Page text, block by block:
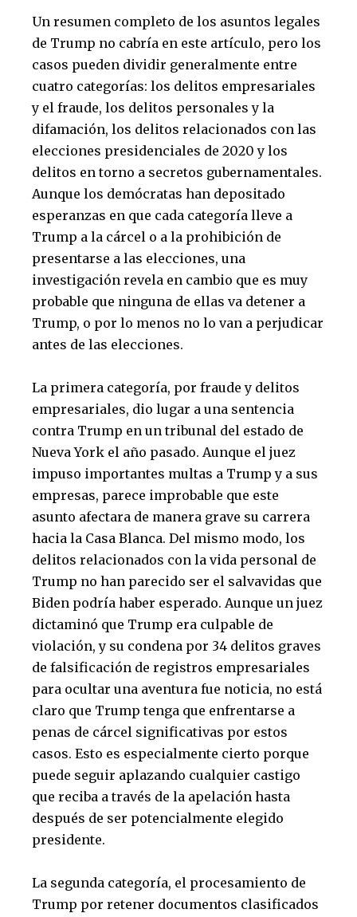
Un resumen completo de los asuntos legales
de Trump no cabría en este artículo, pero los
casos pueden dividir generalmente entre
cuatro categorías: los delitos empresariales
y el fraude, los delitos personales y la
difamación, los delitos relacionados con las
elecciones presidenciales de 2020 y los
delitos en torno a secretos gubernamentales.
Aunque los demócratas han depositado
esperanzas en que cada categoría lleve a
Trump a la cárcel o a la prohibición de
presentarse a las elecciones, una
investigación revela en cambio que es muy
probable que ninguna de ellas va detener a
Trump, o por lo menos no lo van a perjudicar
antes de las elecciones.
La primera categoría, por fraude y delitos
empresariales, dio lugar a una sentencia
contra Trump en un tribunal del estado de
Nueva York el año pasado. Aunque el juez
impuso importantes multas a Trump y a sus
empresas, parece improbable que este
asunto afectara de manera grave su carrera
hacia la Casa Blanca. Del mismo modo, los
delitos relacionados con la vida personal de
Trump no han parecido ser el salvavidas que
Biden podría haber esperado. Aunque un juez
dictaminó que Trump era culpable de
violación, y su condena por 34 delitos graves
de falsificación de registros empresariales
para ocultar una aventura fue noticia, no está
claro que Trump tenga que enfrentarse a
penas de cárcel significativas por estos
casos. Esto es especialmente cierto porque
puede seguir aplazando cualquier castigo
que reciba a través de la apelación hasta
después de ser potencialmente elegido
presidente.
La segunda categoría, el procesamiento de
Trump por retener documentos clasificados